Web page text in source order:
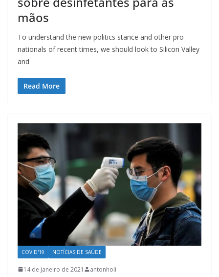
mãos
To understand the new politics stance and other pro
nationals of recent times, we should look to Silicon Valley
and
Read More
COVID'19 NOTÍCIAS DE SAÚDE
14 de janeiro de 2021 antonholi